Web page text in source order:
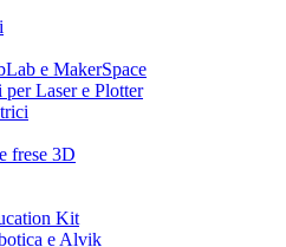
e MakerSpace
Laser e Plotter
frese 3D
Kit
e Alvik